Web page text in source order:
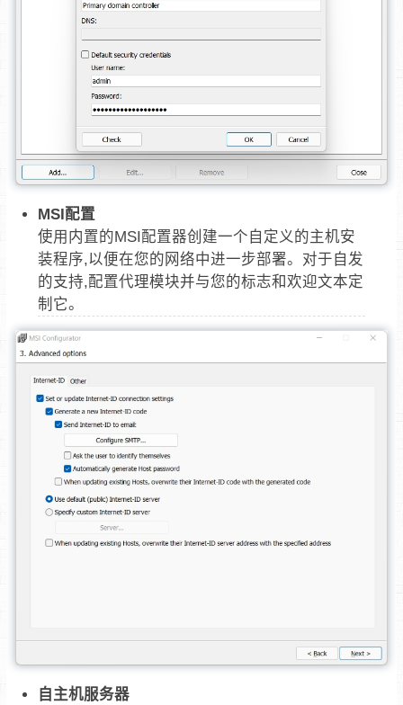
MSI配置
使用内置的MSI配置器创建一个自定义的主机安
装程序,以便在您的网络中进一步部署。对于自发
的支持,配置代理模块并与您的标志和欢迎文本定
制它。
自主机服务器